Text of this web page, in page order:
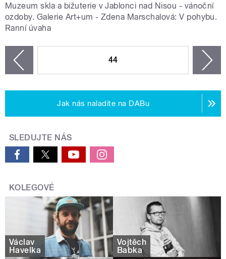
Muzeum skla a bižuterie v Jablonci nad Nisou - vánoční
ozdoby. Galerie Art+um - Zdena Marschalová: V pohybu.
Ranní úvaha
44
Jak nás naladíte na DABu
SLEDUJTE NÁS
KOLEGOVÉ
Václav
Havelka
Vojtěch
Babka